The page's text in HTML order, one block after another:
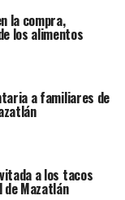
la compra,
los alimentos
a familiares de
a los tacos
de Mazatlán